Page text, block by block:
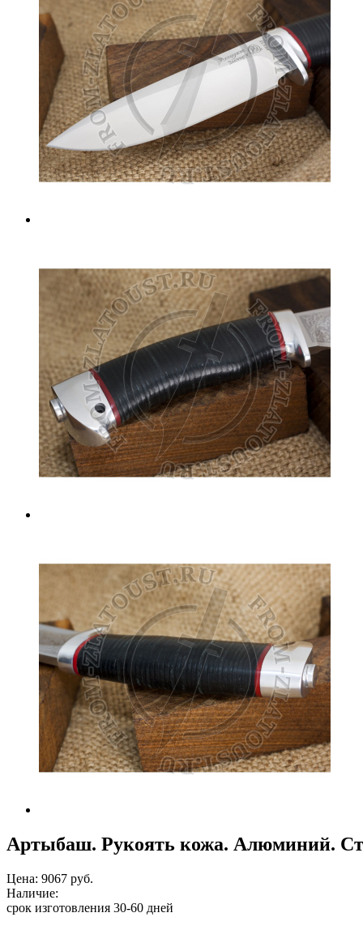
Артыбаш. Рукоять кожа. Алюминий.
Цена: 9067 руб.
Наличие:
срок изготовления 30-60 дней